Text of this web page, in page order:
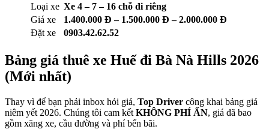
Loại xe Xe 4 – 7 – 16 chỗ đi riêng
Giá xe
1.400.000 Đ – 1.500.000 Đ – 2.000.000 Đ
Đặt xe
0903.42.62.52
Bảng giá thuê xe Huế đi Bà Nà Hills 2026
(Mới nhất)
Thay vì để bạn phải inbox hỏi giá, Top Driver công khai bảng giá
niêm yết 2026. Chúng tôi cam kết KHÔNG PHÍ ẨN, giá đã bao
gồm xăng xe, cầu đường và phí bến bãi.